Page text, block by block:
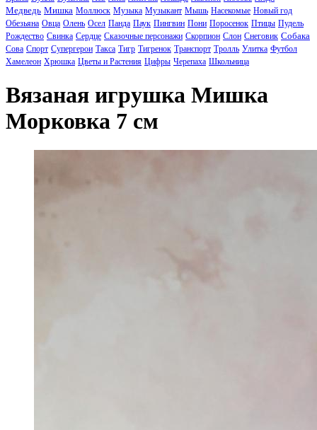
Медведь Мишка Моллюск Музыка Музыкант Мышь Насекомые Новый год
Обезьяна Овца Олень Осел Панда Паук Пингвин Пони Поросенок Птицы Пудель
Рождество Свинка Сердце Сказочные персонажи Скорпион Слон Снеговик Собака
Сова Спорт Супергерои Такса Тигр Тигренок Транспорт Тролль Улитка Футбол
Хамелеон Хрюшка Цветы и Растения Цифры Черепаха Школьница
Вязаная игрушка Мишка
Морковка 7 см